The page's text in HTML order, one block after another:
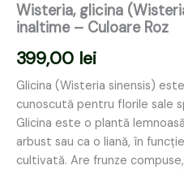
Wisteria, glicina
inaltime – Culoare Roz
399,00 lei
Glicina (Wisteria sinensis)
cunoscută pentru florile sale
Glicina este o plantă
arbust sau ca o liană, în
cultivată. Are frunze